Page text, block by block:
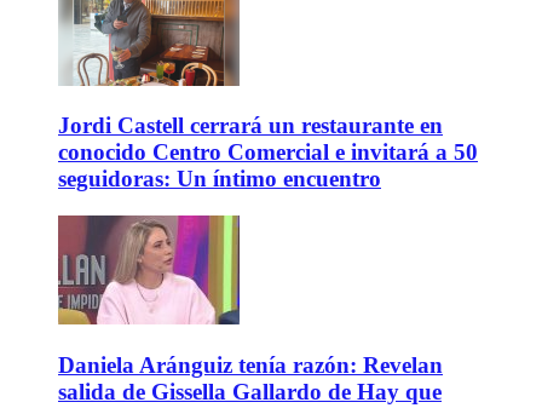
Jordi Castell cerrará un restaurante en
conocido Centro Comercial e invitará a 50
seguidoras: Un íntimo encuentro
Daniela Aránguiz tenía razón: Revelan
salida de Gissella Gallardo de Hay que